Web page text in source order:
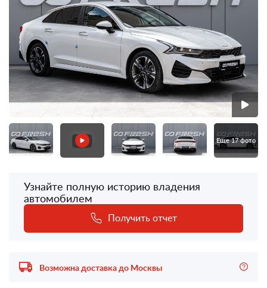
Еще 17 фото
Узнайте полную историю владения
автомобилем
Получить отчет
Возможна доставка до Москвы